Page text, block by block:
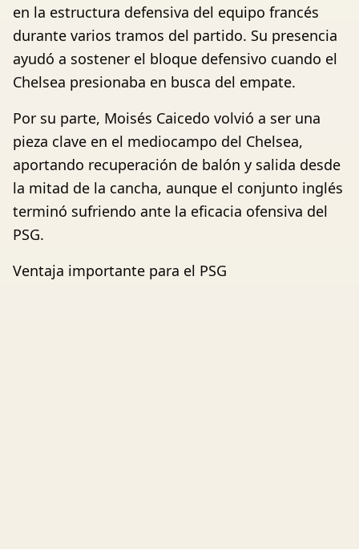
en la estructura defensiva del equipo francés
durante varios tramos del partido. Su presencia
ayudó a sostener el bloque defensivo cuando el
Chelsea presionaba en busca del empate.
Por su parte, Moisés Caicedo volvió a ser una
pieza clave en el mediocampo del Chelsea,
aportando recuperación de balón y salida desde
la mitad de la cancha, aunque el conjunto inglés
terminó sufriendo ante la eficacia ofensiva del
PSG.
Ventaja importante para el PSG